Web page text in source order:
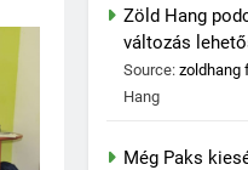
Zöld Hang
változás
Source:zoldhang
Hang
Még Paks